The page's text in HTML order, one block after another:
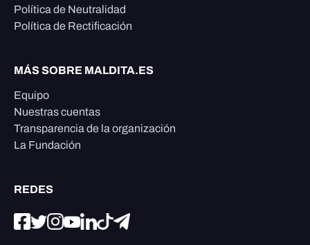
Política de Neutralidad
Política de Rectificación
MÁS SOBRE MALDITA.ES
Equipo
Nuestras cuentas
Transparencia de la organización
La Fundación
REDES